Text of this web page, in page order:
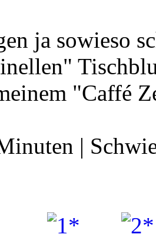
ja sowieso
"Caffé
|